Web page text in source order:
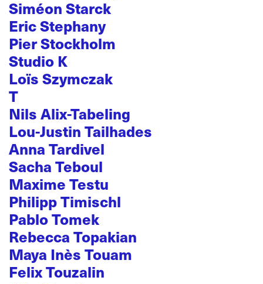
Siméon Starck
Eric Stephany
Pier Stockholm
Studio K
Loïs Szymczak
T
Nils Alix-Tabeling
Lou-Justin Tailhades
Anna Tardivel
Sacha Teboul
Maxime Testu
Philipp Timischl
Pablo Tomek
Rebecca Topakian
Maya Inès Touam
Felix Touzalin